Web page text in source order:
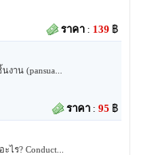
ราคา : 139 ฿
าน (pansua...
ราคา : 95 ฿
ร? Conduct...